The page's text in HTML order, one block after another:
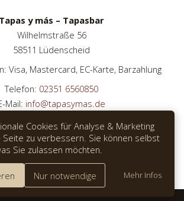
Tapas y más – Tapasbar
Wilhelmstraße 56
58511 Lüdenscheid
Visa, Mastercard, EC-Karte, Barzahlung
Telefon: 02351 6560850
Mail: info@tapasymas.de
TISCH RESERVIEREN
Cookies für Analyse & Marketing
Seite zu verbessern. Sie können selbst
Sie zulassen möchten.
Nur notwendige Mehr Infos